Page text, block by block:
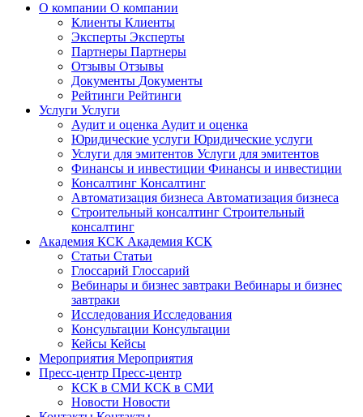
О компании О компании
Клиенты Клиенты
Эксперты Эксперты
Партнеры Партнеры
Отзывы Отзывы
Документы Документы
Рейтинги Рейтинги
Услуги Услуги
Аудит и оценка Аудит и оценка
Юридические услуги Юридические услуги
Услуги для эмитентов Услуги для эмитентов
Финансы и инвестиции Финансы и инвестиции
Консалтинг Консалтинг
Автоматизация бизнеса Автоматизация бизнеса
Строительный консалтинг Строительный
консалтинг
Академия КСК Академия КСК
Статьи Статьи
Глоссарий Глоссарий
Вебинары и бизнес завтраки Вебинары и бизнес
завтраки
Исследования Исследования
Консультации Консультации
Кейсы Кейсы
Мероприятия Мероприятия
Пресс-центр Пресс-центр
КСК в СМИ КСК в СМИ
Новости Новости